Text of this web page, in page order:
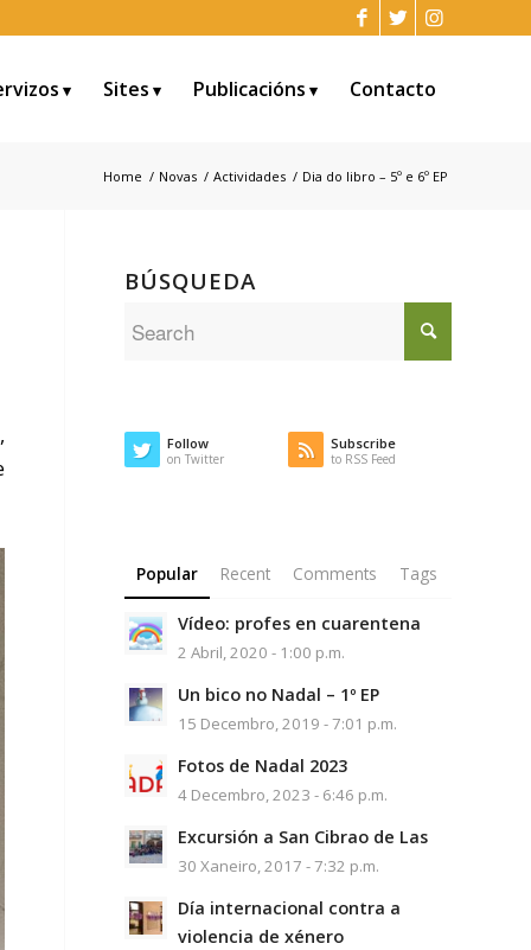
Sites Publicacións Contacto
Home / Novas / Actividades / Dia do libro – 5º e 6º EP
BÚSQUEDA
Follow
on Twitter
Subscribe
to RSS Feed
Popular Recent Comments Tags
Vídeo: profes en cuarentena
2 Abril, 2020 - 1:00 p.m.
Un bico no Nadal – 1º EP
15 Decembro, 2019 - 7:01 p.m.
Fotos de Nadal 2023
4 Decembro, 2023 - 6:46 p.m.
Excursión a San Cibrao de Las
30 Xaneiro, 2017 - 7:32 p.m.
Día internacional contra a
violencia de xénero